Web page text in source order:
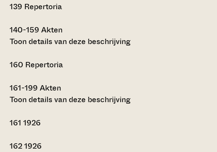
139 Repertoria
140-159 Akten
Toon details van deze beschrijving
160 Repertoria
161-199 Akten
Toon details van deze beschrijving
161 1926
1621926